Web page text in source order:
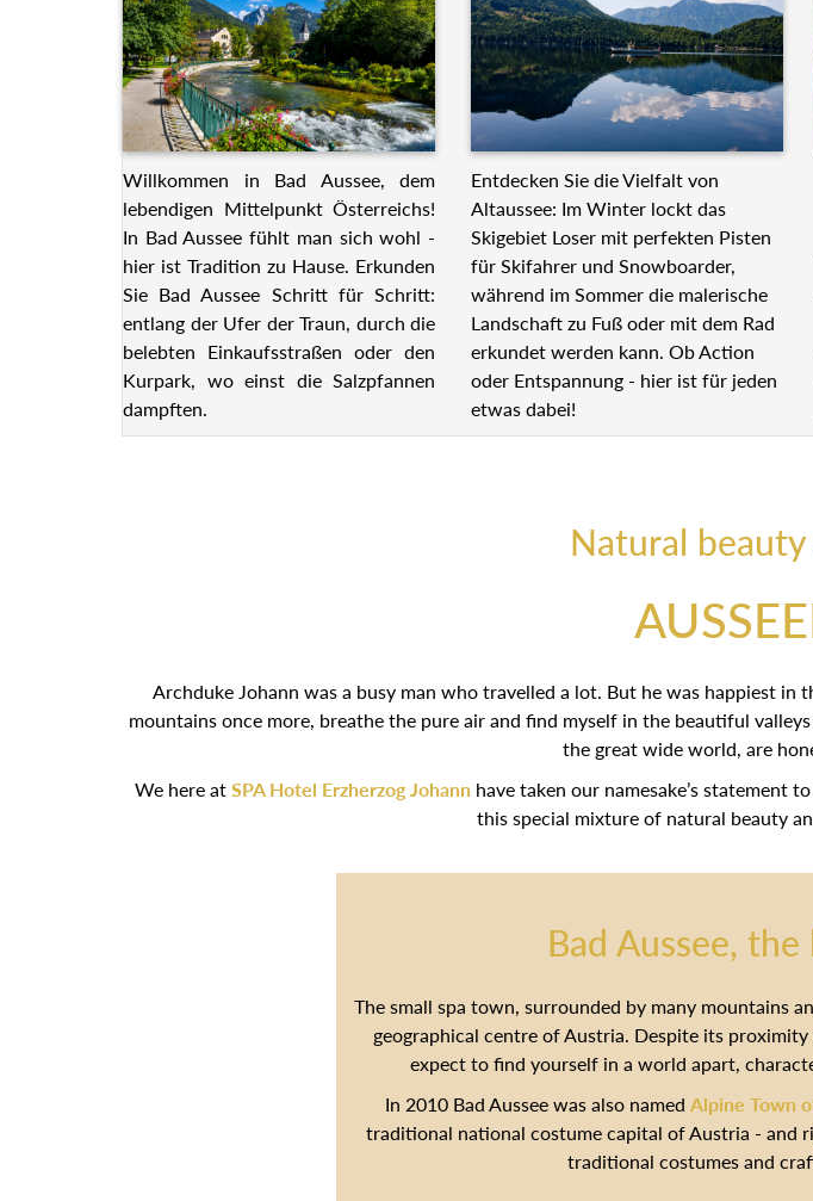
Willkommen in Bad Aussee, dem
lebendigen Mittelpunkt Österreichs!
In Bad Aussee fühlt man sich wohl -
hier ist Tradition zu Hause. Erkunden
Sie Bad Aussee Schritt für Schritt:
entlang der Ufer der Traun, durch die
belebten Einkaufsstraßen oder den
Kurpark, wo einst die Salzpfannen
dampften.
Entdecken Sie die Vielfalt von
Altaussee: Im Winter lockt das
Skigebiet Loser mit perfekten Pisten
für Skifahrer und Snowboarder,
während im Sommer die malerische
Landschaft zu Fuß oder mit dem Rad
erkundet werden kann. Ob Action
oder Entspannung - hier ist für jeden
etwas dabei!
Natural
Archduke Johann was a busy man who travelled a lot. But he was happiest in
mountains once more, breathe the pure air and find myself in the beautiful
the great wide world, are
We here atSPA Hotel Erzherzog Johann have taken our namesake’s statement
this special mixture of natural beauty
Bad Aussee,
The small spa town, surrounded by many mountains
geographical centre of Austria. Despite its proximity
expect to find yourself in a world apart,
In 2010 Bad Aussee was also named Alpine Town
traditional national costume capital of Austria - and
traditional costumes and